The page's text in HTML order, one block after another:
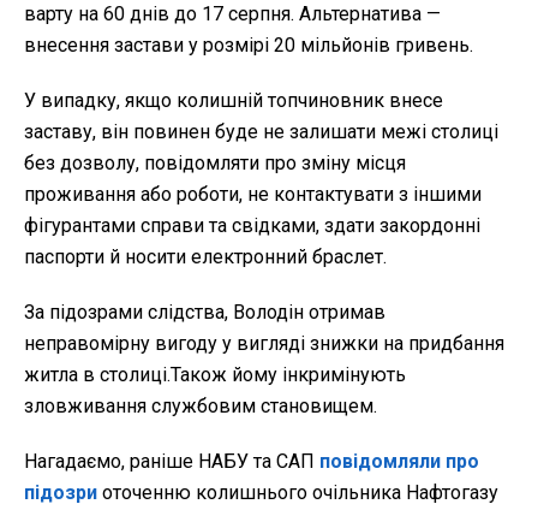
варту на 60 днів до 17 серпня. Альтернатива —
внесення застави у розмірі 20 мільйонів гривень.
У випадку, якщо колишній топчиновник внесе
заставу, він повинен буде не залишати межі столиці
без дозволу, повідомляти про зміну місця
проживання або роботи, не контактувати з іншими
фігурантами справи та свідками, здати закордонні
паспорти й носити електронний браслет.
За підозрами слідства, Володін отримав
неправомірну вигоду у вигляді знижки на придбання
житла в столиці.Також йому інкримінують
зловживання службовим становищем.
Нагадаємо, раніше НАБУ та САП повідомляли про
підозри оточенню колишнього очільника Нафтогазу